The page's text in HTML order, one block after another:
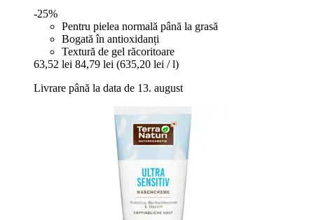
-25%
Pentru pielea normală până la grasă
Bogată în antioxidanți
Textură de gel răcoritoare
63,52 lei 84,79 lei (635,20 lei / l)
Livrare până la data de 13. august